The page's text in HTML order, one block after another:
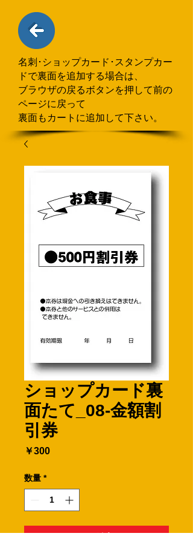
名刺･ショップカード･スタンプカー
ドで​裏面を追加する場合は、
ブラウザの戻るボタンを押して前の
ページに戻って
裏面もカートに追加して下さい。
ショップカード裏
面たて_08-金額割
引券
￥300価
数量 *